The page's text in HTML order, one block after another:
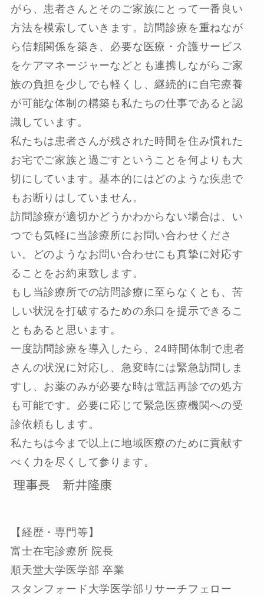
がら、患者さんとそのご家族にとって一番良い
方法を模索していきます。訪問診療を重ねなが
ら信頼関係を築き、必要な医療・介護サービス
をケアマネージャーなどとも連携しながらご家
族の負担を少しでも軽くし、継続的に自宅療養
が可能な体制の構築も私たちの仕事であると認
識しています。
私たちは患者さんが残された時間を住み慣れた
お宅でご家族と過ごすということを何よりも大
切にしています。基本的にはどのような疾患で
もお断りはしていません。
訪問診療が適切かどうかわからない場合は、い
つでも気軽に当診療所にお問い合わせくださ
い。どのようなお問い合わせにも真摯に対応す
ることをお約束致します。
もし当診療所での訪問診療に至らなくとも、苦
しい状況を打破するための糸口を提示できるこ
ともあると思います。
一度訪問診療を導入したら、24時間体制で患者
さんの状況に対応し、急変時には緊急訪問しま
すし、お薬のみが必要な時は電話再診での処方
も可能です。必要に応じて緊急医療機関への受
診依頼もします。
私たちは今まで以上に地域医療のために貢献す
べく力を尽くして参ります。
【経歴・専門等】
富士在宅診療所 院長
順天堂大学医学部 卒業
スタンフォード大学医学部リサーチフェロー